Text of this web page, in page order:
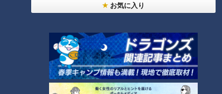
お気に入り
CBCテレビ：画像『チャント！』
そんな巨大な山車が道中で披露するのが「からくり人形」。七